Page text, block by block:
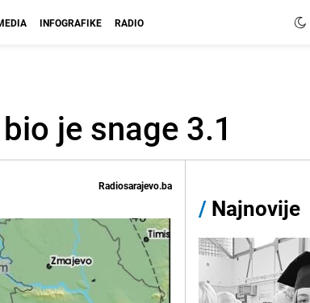
INFOGRAFIKE RADIO
je snage 3.1
Radiosarajevo.ba
/ Najnovije